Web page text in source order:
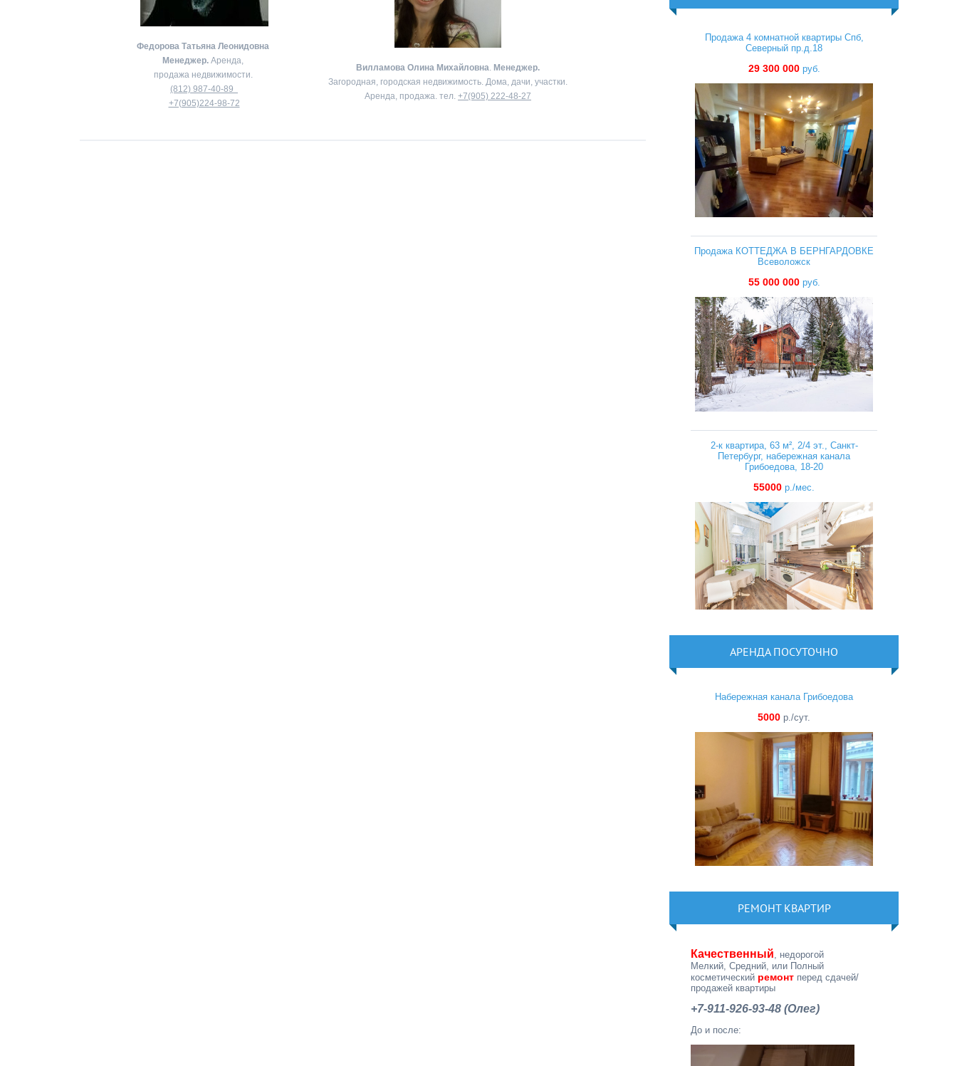
Федорова Татьяна Леонидовна
Менеджер. Аренда,
продажа недвижимости.
(812) 987-40-89
+7(905)224-98-72
Вилламова Олина Михайловна. Менеджер.
Загородная, городская недвижимость. Дома, дачи, участки.
Аренда, продажа. тел. +7(905) 222-48-27
Продажа 4 комнатной квартиры Спб,
Северный пр.д.18
29 300 000руб.
Продажа КОТТЕДЖА В БЕРНГАРДОВКЕ
Всеволожск
55 000 000руб.
2-к квартира, 63 м², 2/4 эт., Санкт-
Петербург, набережная канала
Грибоедова, 18-20
55000 р./мес.
АРЕНДА ПОСУТОЧНО
Набережная канала Грибоедова
5000 р./сут.
РЕМОНТ КВАРТИР
Качественный, недорогой
Мелкий, Средний, или Полный
косметический ремонт перед сдачей/
продажей квартиры
+7-911-926-93-48 (Олег)
До и после: